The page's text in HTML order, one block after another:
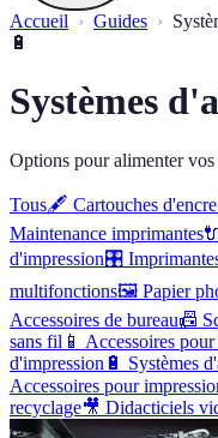
Accueil Guides
🔋
Systèmes
Options pour alimenter
Tous🖋️ Cartouches d'encre
Maintenance imprimantes
d'impression🎛️
multifonctions🖼️ Papier
Accessoires de bureau📠
sans fil 📱 Accessoires
d'impression 🔋 Systèmes
Accessoires pour
recyclage🎥 Didacticiels